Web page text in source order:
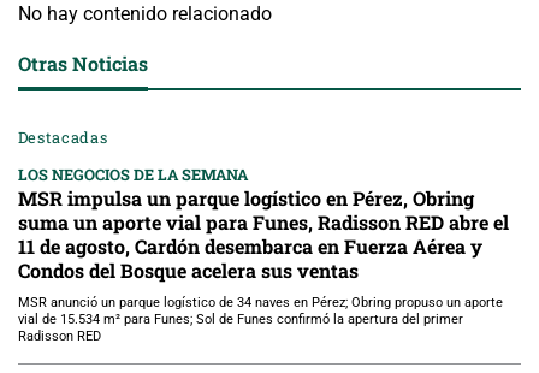
No hay contenido relacionado
Otras Noticias
Destacadas
LOS NEGOCIOS DE LA SEMANA
MSR impulsa un parque logístico en Pérez, Obring
suma un aporte vial para Funes, Radisson RED abre el
11 de agosto, Cardón desembarca en Fuerza Aérea y
Condos del Bosque acelera sus ventas
MSR anunció un parque logístico de 34 naves en Pérez; Obring propuso un aporte
vial de 15.534 m² para Funes; Sol de Funes confirmó la apertura del primer
Radisson RED